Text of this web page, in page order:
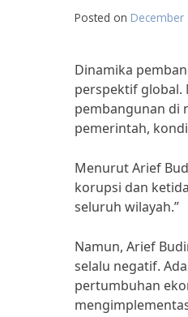
Posted on December
Dinamika
perspektif global.
pembangunan di
pemerintah,
Menurut Arief
korupsi dan
seluruh wilayah.”
Namun, Arief
selalu negatif.
pertumbuhan